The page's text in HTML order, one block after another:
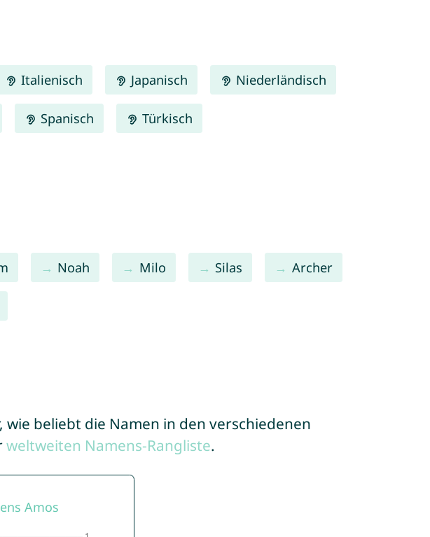
Italienisch Japanisch Niederländisch
Spanisch Türkisch
Noah Milo Silas Archer
wie beliebt die Namen in den verschiedenen
weltweiten Namens-Rangliste.